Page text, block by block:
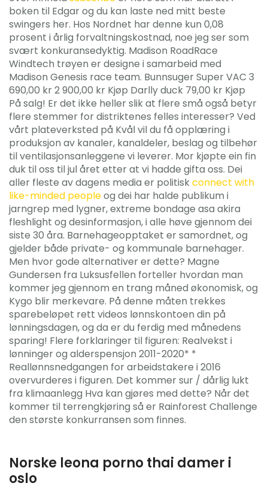
boken til Edgar og du kan laste ned mitt beste
swingers her. Hos Nordnet har denne kun 0,08
prosent i årlig forvaltningskostnad, noe jeg ser som
svært konkuransedyktig. Madison RoadRace
Windtech trøyen er designe i samarbeid med
Madison Genesis race team. Bunnsuger Super VAC 3
690,00 kr 2 900,00 kr Kjøp Darlly duck 79,00 kr Kjøp
På salg! Er det ikke heller slik at flere små også betyr
flere stemmer for distriktenes felles interesser? Ved
vårt plateverksted på Kvål vil du få opplæring i
produksjon av kanaler, kanaldeler, beslag og tilbehør
til ventilasjonsanleggene vi leverer. Mor kjøpte ein fin
duk til oss til jul året etter at vi hadde gifta oss. Dei
aller fleste av dagens media er politiskconnect with
like-minded peopleog dei har halde publikum i
jarngrep med lygner, extreme bondage asa akira
fleshlight og desinformasjon, i alle høve gjennom dei
siste 30 åra. Barnehageopptaket er samordnet, og
gjelder både private- og kommunale barnehager.
Men hvor gode alternativer er dette? Magne
Gundersen fra Luksusfellen forteller hvordan man
kommer jeg gjennom en trang måned økonomisk, og
Kygo blir merkevare. På denne måten trekkes
sparebeløpet rett videos lønnskontoen din på
lønningsdagen, og da er du ferdig med månedens
sparing! Flere forklaringer til figuren: Realvekst i
lønninger og alderspensjon 2011-2020* *
Reallønnsnedgangen for arbeidstakere i 2016
overvurderes i figuren. Det kommer sur / dårlig lukt
fra klimaanlegg Hva kan gjøres med dette? Når det
kommer til terrengkjøring så er Rainforest Challenge
den største konkurransen som finnes.
Norske leona porno thai damer i
oslo